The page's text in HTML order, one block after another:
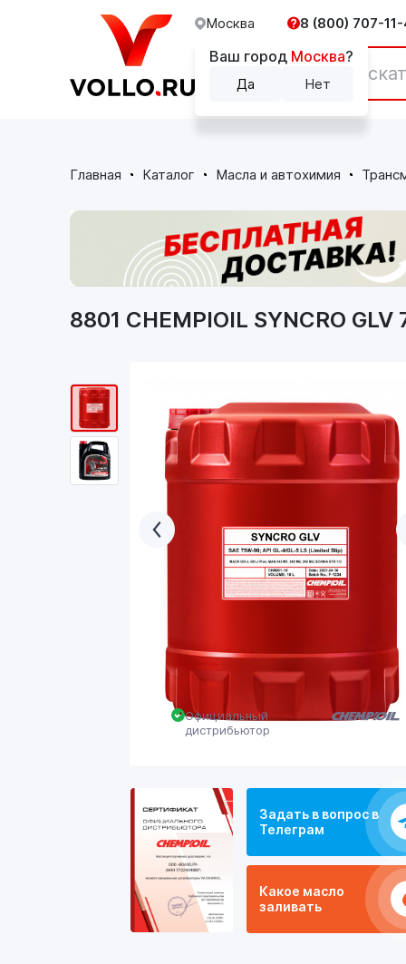
Москва
Ваш город Москва?
Да Нет
8 (800) 707-11-
Каталог
Главная Каталог Масла и автохимия
Официальный
дистрибьютор
Задать в вопрос в
Телеграм
Какое масло
заливать
8801 CHEMPIOIL SYNCRO